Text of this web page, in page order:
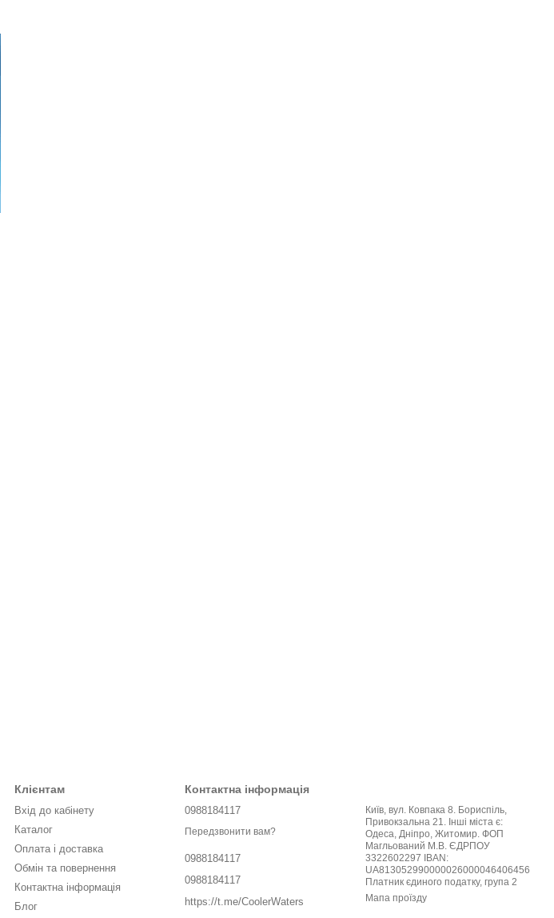
Клієнтам
Вхід до кабінету
Каталог
Оплата і доставка
Обмін та повернення
Контактна інформація
Блог
Контактна інформація
0988184117
Передзвонити вам?
0988184117
0988184117
https://t.me/CoolerWaters
Київ, вул. Ковпака 8. Бориспіль,
Привокзальна 21. Інші міста є:
Одеса, Дніпро, Житомир. ФОП
Магльований М.В. ЄДРПОУ
3322602297 IBAN:
UA813052990000026000046406456
Платник єдиного податку, група 2
Мапа проїзду